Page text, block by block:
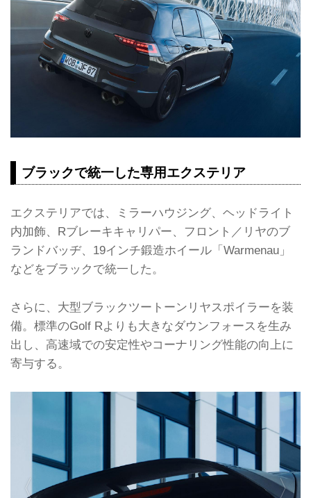
ブラックで統一した専用エクステリア
エクステリアでは、ミラーハウジング、ヘッドライト
内加飾、Rブレーキキャリパー、フロント／リヤのブ
ランドバッヂ、19インチ鍛造ホイール「Warmenau」
などをブラックで統一した。
さらに、大型ブラックツートーンリヤスポイラーを装
備。標準のGolf Rよりも大きなダウンフォースを生み
出し、高速域での安定性やコーナリング性能の向上に
寄与する。